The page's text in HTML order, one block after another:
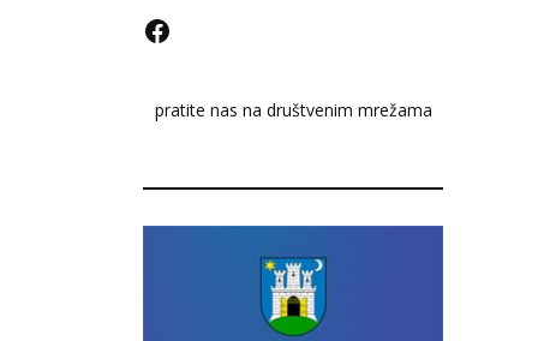
a
e
pratite nas na društvenim mrežama